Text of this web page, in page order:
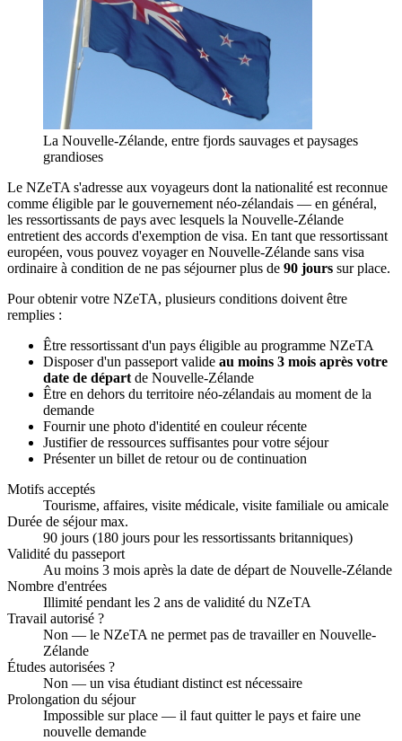
La Nouvelle-Zélande, entre fjords sauvages et paysages
grandioses
Le NZeTA s'adresse aux voyageurs dont la nationalité est reconnue
comme éligible par le gouvernement néo-zélandais — en général,
les ressortissants de pays avec lesquels la Nouvelle-Zélande
entretient des accords d'exemption de visa. En tant que ressortissant
européen, vous pouvez voyager en Nouvelle-Zélande sans visa
ordinaire à condition de ne pas séjourner plus de 90 jours sur place.
Pour obtenir votre NZeTA, plusieurs conditions doivent être
remplies :
Être ressortissant d'un pays éligible au programme NZeTA
Disposer d'un passeport valide au moins 3 mois après votre
date de départ de Nouvelle-Zélande
Être en dehors du territoire néo-zélandais au moment de la
demande
Fournir une photo d'identité en couleur récente
Justifier de ressources suffisantes pour votre séjour
Présenter un billet de retour ou de continuation
Motifs acceptés
Tourisme, affaires, visite médicale, visite familiale ou amicale
Durée de séjour max.
90 jours (180 jours pour les ressortissants britanniques)
Validité du passeport
Au moins 3 mois après la date de départ de Nouvelle-Zélande
Nombre d'entrées
Illimité pendant les 2 ans de validité du NZeTA
Travail autorisé ?
Non — le NZeTA ne permet pas de travailler en Nouvelle-
Zélande
Études autorisées ?
Non — un visa étudiant distinct est nécessaire
Prolongation du séjour
Impossible sur place — il faut quitter le pays et faire une
nouvelle demande